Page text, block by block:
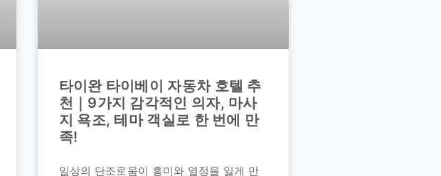
타이완 타이베이 자동차 호텔 추
천｜9가지 감각적인 의자, 마사
지 욕조, 테마 객실로 한 번에 만
족!
일상의 단조로움이 흥미와 열정을 잃게 만